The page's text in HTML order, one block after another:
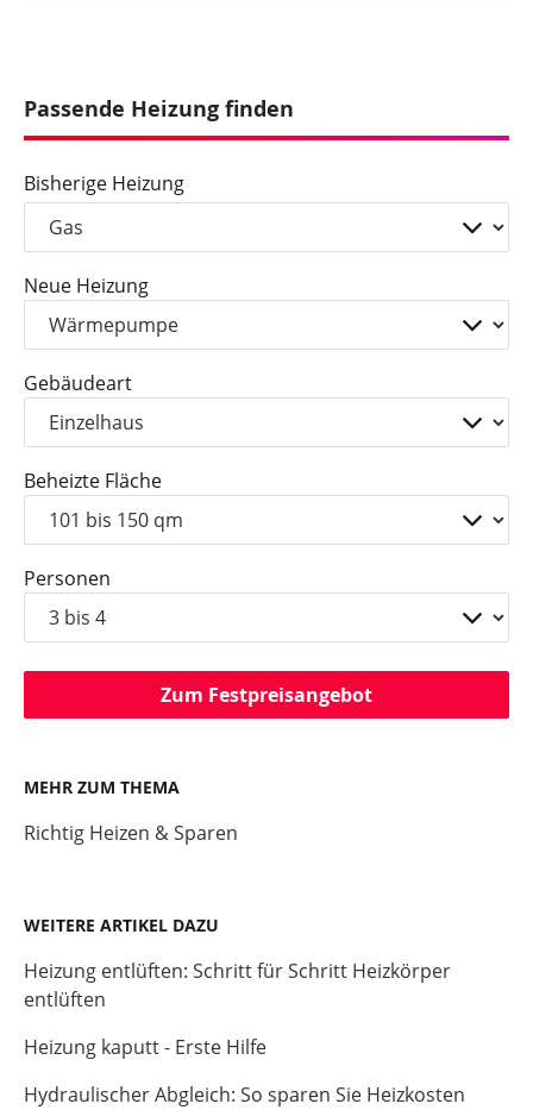
Passende Heizung finden
Bisherige Heizung
Neue Heizung
Gebäudeart
Beheizte Fläche
Personen
Zum Festpreisangebot
MEHR ZUM THEMA
Richtig Heizen & Sparen
WEITERE ARTIKEL DAZU
Heizung entlüften: Schritt für Schritt Heizkörper
entlüften
Heizung kaputt - Erste Hilfe
Hydraulischer Abgleich: So sparen Sie Heizkosten